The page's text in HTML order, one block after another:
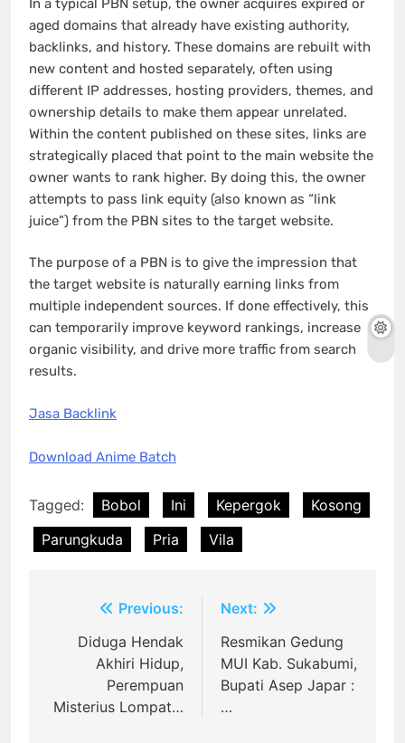
In a typical PBN setup, the owner acquires expired or
aged domains that already have existing authority,
backlinks, and history. These domains are rebuilt with
new content and hosted separately, often using
different IP addresses, hosting providers, themes, and
ownership details to make them appear unrelated.
Within the content published on these sites, links are
strategically placed that point to the main website the
owner wants to rank higher. By doing this, the owner
attempts to pass link equity (also known as “link
juice”) from the PBN sites to the target website.
The purpose of a PBN is to give the impression that
the target website is naturally earning links from
multiple independent sources. If done effectively, this
can temporarily improve keyword rankings, increase
organic visibility, and drive more traffic from search
results.
Jasa Backlink
Download Anime Batch
Tagged: Bobol Ini Kepergok
Kosong
Parungkuda
Pria Vila
navigation
Previous:
Diduga Hendak
Akhiri Hidup,
Perempuan
Misterius Lompat…
Next:
Resmikan Gedung
MUI Kab. Sukabumi,
Bupati Asep Japar :
…